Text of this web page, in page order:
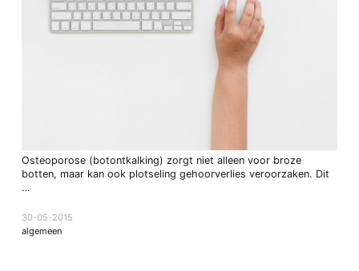
Osteoporose (botontkalking) zorgt niet alleen voor broze
botten, maar kan ook plotseling gehoorverlies veroorzaken. Dit
…
30-05-2015
algemeen